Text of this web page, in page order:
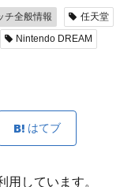
チ全般情報
任天堂
Nintendo DREAM
はてブ
用しています。